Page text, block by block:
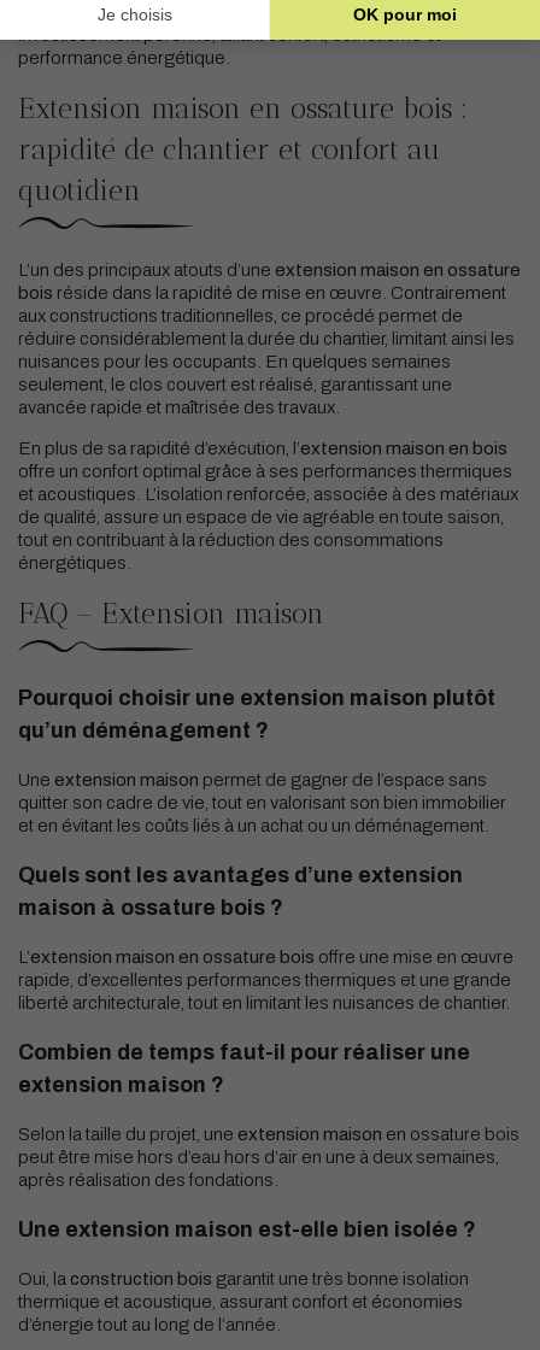
région caennaise. L’
devient ainsi un
performance énergétique.
Extension maison en ossature bois :
rapidité de chantier et confort au
quotidien
L’un des principaux atouts d’une extension maison en ossature
bois réside dans la rapidité de mise en œuvre. Contrairement
aux constructions traditionnelles, ce procédé permet de
réduire considérablement la durée du chantier, limitant ainsi les
nuisances pour les occupants. En quelques semaines
seulement, le clos couvert est réalisé, garantissant une
avancée rapide et maîtrisée des travaux.
En plus de sa rapidité d’exécution, l’extension maison en bois
offre un confort optimal grâce à ses performances thermiques
et acoustiques. L’isolation renforcée, associée à des matériaux
de qualité, assure un espace de vie agréable en toute saison,
tout en contribuant à la réduction des consommations
énergétiques.
FAQ – Extension maison
Pourquoi choisir une extension maison plutôt
qu’un déménagement ?
Une extension maison permet de gagner de l’espace sans
quitter son cadre de vie, tout en valorisant son bien immobilier
et en évitant les coûts liés à un achat ou un déménagement.
Quels sont les avantages d’une extension
maison à ossature bois ?
L’extension maison en ossature bois offre une mise en œuvre
rapide, d’excellentes performances thermiques et une grande
liberté architecturale, tout en limitant les nuisances de chantier.
Combien de temps faut-il pour réaliser une
extension maison ?
Selon la taille du projet, une extension maison en ossature bois
peut être mise hors d’eau hors d’air en une à deux semaines,
après réalisation des fondations.
Une extension maison est-elle bien isolée ?
Oui, la construction bois garantit une très bonne isolation
thermique et acoustique, assurant confort et économies
d’énergie tout au long de l’année.